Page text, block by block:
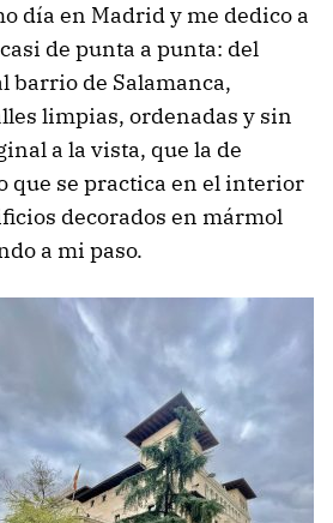
día en Madrid y me dedico a
de punta a punta: del
barrio de Salamanca,
limpias, ordenadas y sin
a la vista, que la de
que se practica en el interior
decorados en mármol
a mi paso.